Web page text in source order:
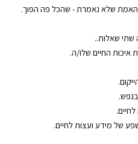
האמת שלא נאמרת - שהכל פה הפוך.
שתי שאלות..
איכות החיים שלו/ה.
של מידע ועצות לחיים.